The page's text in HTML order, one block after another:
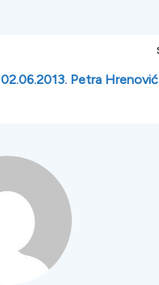
02.06.2013. Petra